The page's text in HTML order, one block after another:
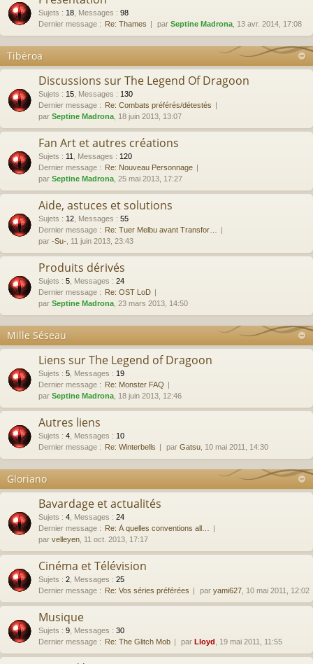
Sujets : 18 Messages : 98
Dernier message : Re: Thames par Septine Madrona , 13 avr. 2014, 17:08
Tibéroa
Discussions sur The Legend Of Dragoon
Sujets : 15 Messages : 130
Dernier message : Re: Combats préférés/détestés
par Septine Madrona , 18 juin 2013, 13:07
Fan Art et autres créations
Sujets : 11 Messages : 120
Dernier message : Re: Nouveau Personnage
par Septine Madrona , 25 mai 2013, 17:27
Aide, astuces et solutions
Sujets : 12 Messages : 55
Dernier message : Re: Tuer Melbu avant Transfor…
par -Su- , 11 juin 2013, 23:43
Produits dérivés
Sujets : 5 Messages : 24
Dernier message : Re: OST LoD
par Septine Madrona , 23 mars 2013, 14:50
Mille Séseau
Liens sur The Legend of Dragoon
Sujets : 5 Messages : 19
Dernier message : Re: Monster FAQ
par Septine Madrona , 18 juin 2013, 12:46
Autres liens
Sujets : 4 Messages : 10
Dernier message : Re: Winterbells par Gatsu , 10 mai 2011, 14:30
Gloriano
Bavardage et actualités
Sujets : 4 Messages : 24
Dernier message : Re: À quelles conventions all…
par velleyen , 11 oct. 2013, 17:17
Cinéma et Télévision
Sujets : 2 Messages : 25
Dernier message : Re: Vos séries préférées par yami627 , 10 mai 2011, 12:02
Musique
Sujets : 9 Messages : 30
Dernier message : Re: The Glitch Mob par Lloyd , 19 mai 2011, 11:55